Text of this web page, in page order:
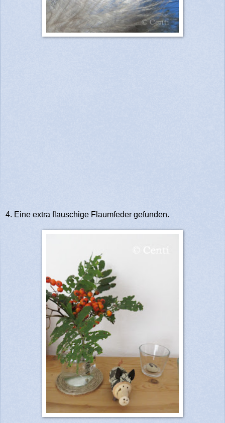
4. Eine extra flauschige Flaumfeder gefunden.